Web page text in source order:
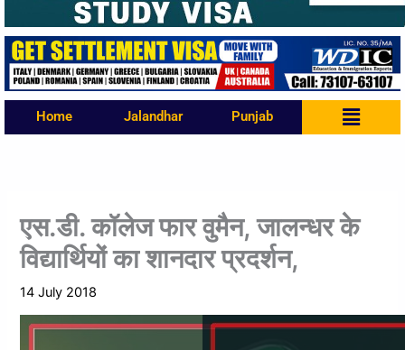
Home Jalandhar Punjab Menu
एस.डी. कॉलेज फार वुमैन, जालन्धर के
विद्यार्थियों का शानदार प्रदर्शन,
14 July 2018